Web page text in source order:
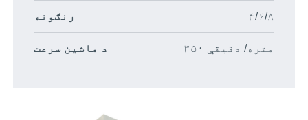
رنګونه ۴/۶/۸
د ماشین سرعت ۳۵۰ متره/ دقیقې